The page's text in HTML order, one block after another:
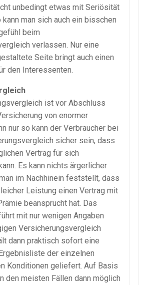
unbedingt etwas mit Seriösität
kann man sich auch ein bisschen
beim
verlassen. Nur eine
Seite bringt auch einen
den Interessenten.
ist vor Abschluss
von enormer
nur so kann der Verbraucher bei
sicher sein, dass
Vertrag für sich
Es kann nichts ärgerlicher
im Nachhinein feststellt, dass
Leistung einen Vertrag mit
beansprucht hat. Das
mit nur wenigen Angaben
Versicherungsvergleich
dann praktisch sofort eine
der einzelnen
Konditionen geliefert. Auf Basis
den meisten Fällen dann möglich